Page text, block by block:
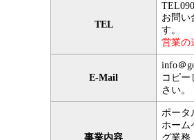
TEL
お問い
す。
営業の
E-Mail
info＠
コピー
さい。
事業内容
ポータ
ホーム
グ業務